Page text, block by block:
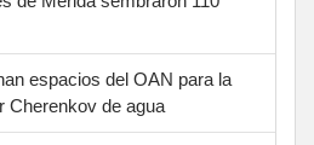
espacios del OAN para la
Cherenkov de agua